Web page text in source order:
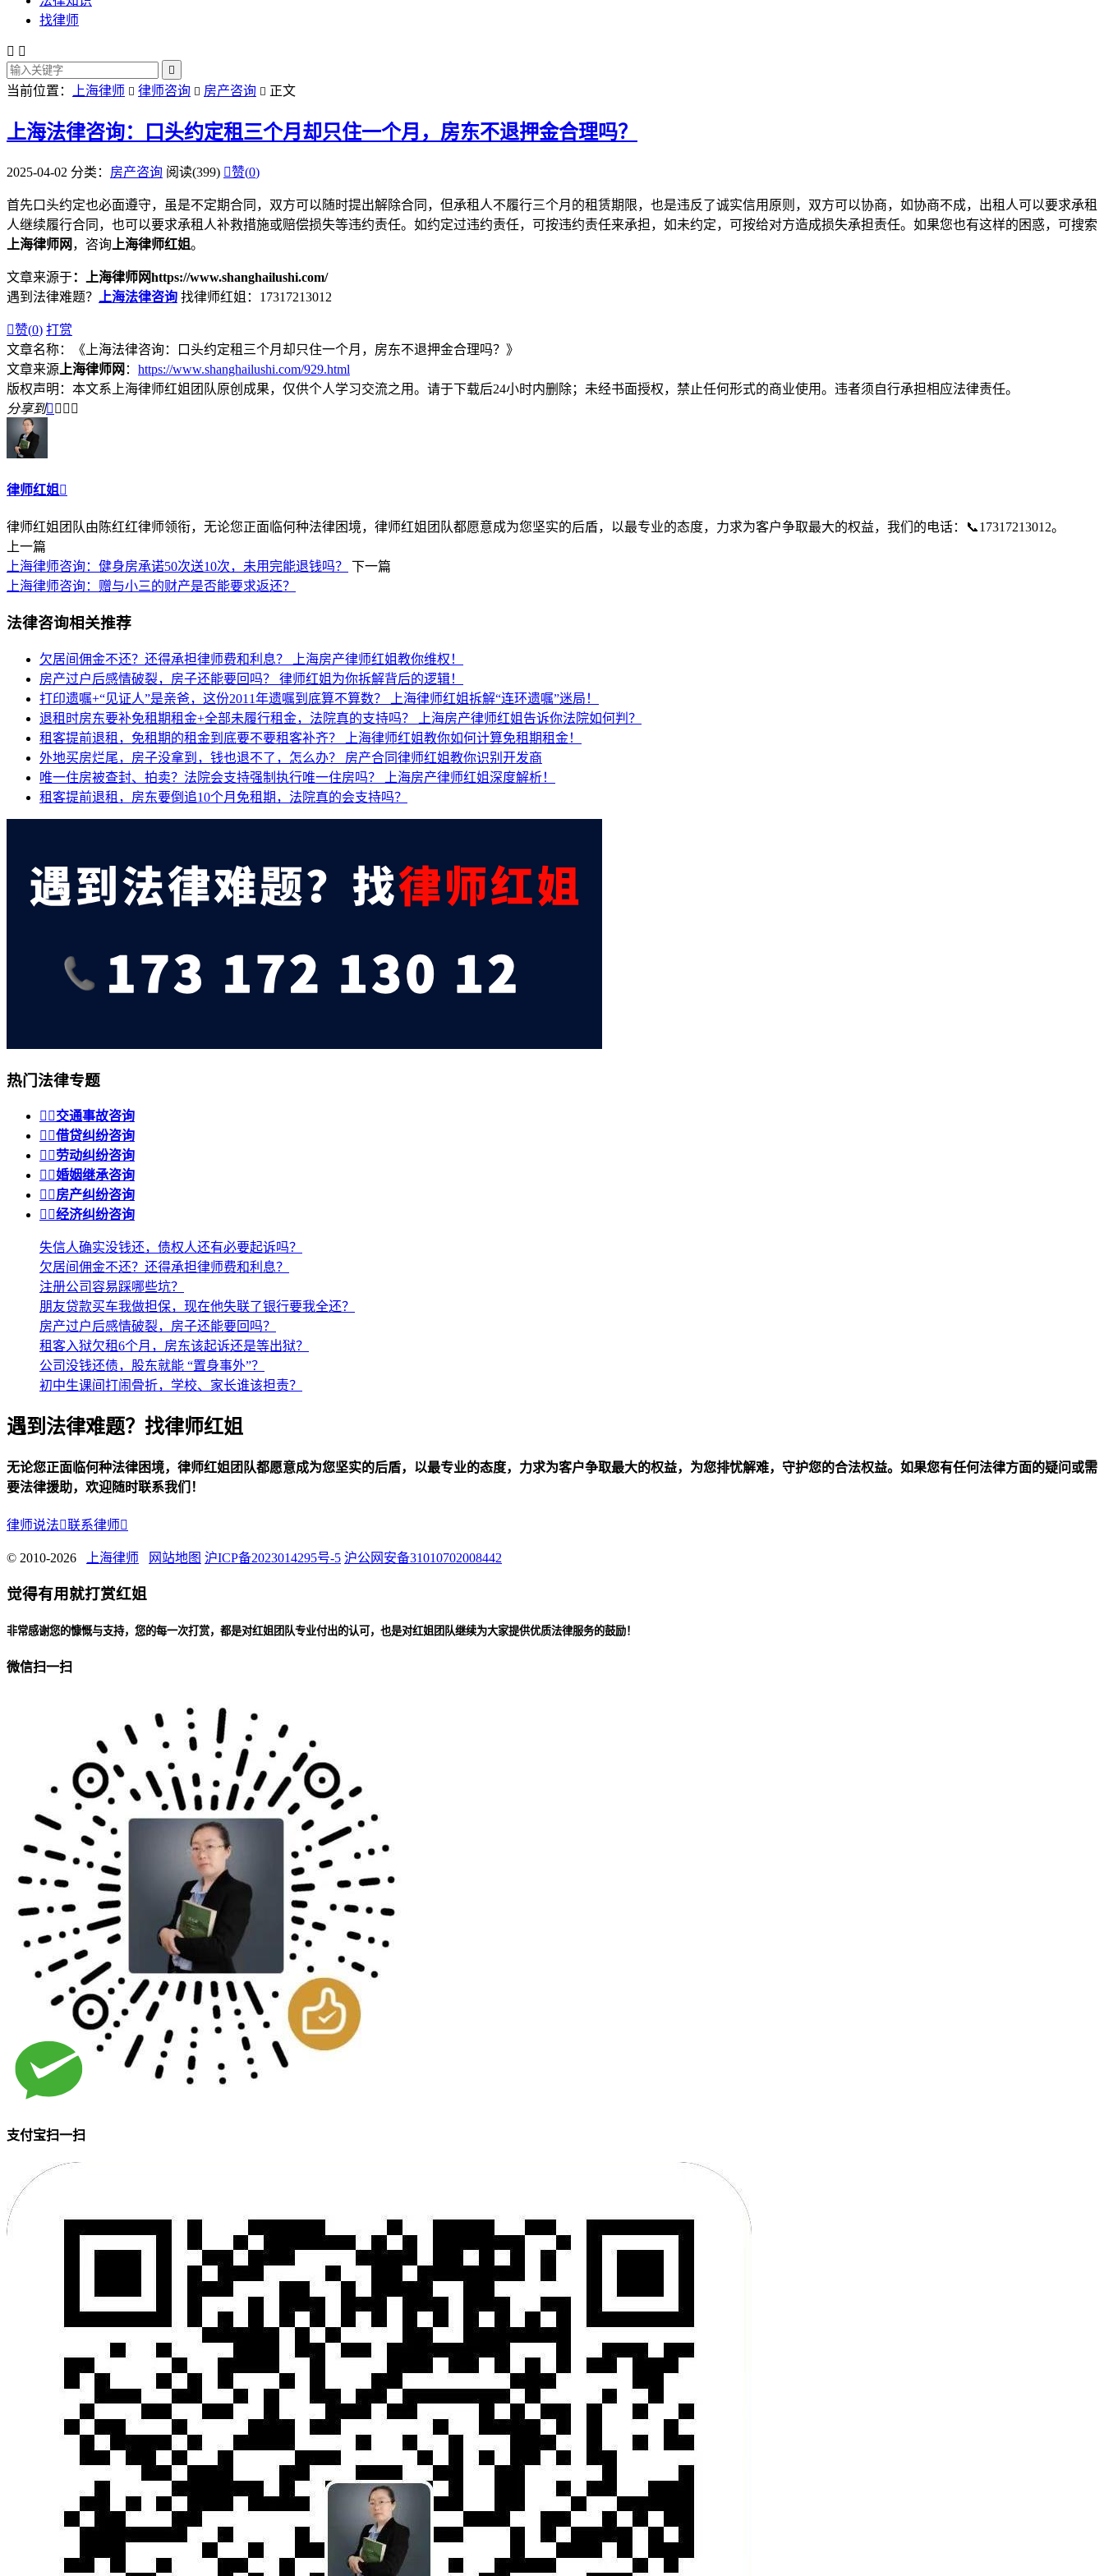
找律师
 

当前位置： 上海律师  律师咨询  房产咨询  正文
上海法律咨询：口头约定租三个月却只住一个月，房东不退押金合理吗？
2025-04-02 分类： 房产咨询 阅读(399) 赞(0)
首先口头约定也必面遵守，虽是不定期合同，双方可以随时提出解除合同，但承租人不履行三个月的租赁期限，也是违反了诚实信用原则，双方可以协商，如协商不成，出租人可以要求承租
人继续履行合同，也可以要求承租人补救措施或赔偿损失等违约责任。如约定过违约责任，可按违约责任来承担，如未约定，可按给对方造成损失承担责任。如果您也有这样的困惑，可搜索
上海律师网 ，咨询 上海律师红姐。
文章来源于：上海律师网https://www.shanghailushi.com/
遇到法律难题？
上海法律咨询 找律师红姐：17317213012
赞(0) 打赏
文章名称：《上海法律咨询：口头约定租三个月却只住一个月，房东不退押金合理吗？》
文章来源 上海律师网 ： https://www.shanghailushi.com/929.html
版权声明：本文系上海律师红姐团队原创成果，仅供个人学习交流之用。请于下载后24小时内删除；未经书面授权，禁止任何形式的商业使用。违者须自行承担相应法律责任。
分享到   
律师红姐 
律师红姐团队由陈红红律师领衔，无论您正面临何种法律困境，律师红姐团队都愿意成为您坚实的后盾，以最专业的态度，力求为客户争取最大的权益，我们的电话：📞17317213012。
上一篇
上海律师咨询：健身房承诺50次送10次，未用完能退钱吗？
下一篇
上海律师咨询：赠与小三的财产是否能要求返还？
法律咨询相关推荐
欠居间佣金不还？还得承担律师费和利息？
上海房产律师红姐教你维权！
房产过户后感情破裂，房子还能要回吗？ 律师红姐为你拆解背后的逻辑！
打印遗嘱+“见证人”是亲爸，这份2011年遗嘱到底算不算数？
上海律师红姐拆解“连环遗嘱”迷局！
退租时房东要补免租期租金+全部未履行租金，法院真的支持吗？
上海房产律师红姐告诉你法院如何判？
租客提前退租，免租期的租金到底要不要租客补齐？
上海律师红姐教你如何计算免租期租金！
外地买房烂尾，房子没拿到，钱也退不了，怎么办？ 房产合同律师红姐教你识别开发商
唯一住房被查封、拍卖？法院会支持强制执行唯一住房吗？
上海房产律师红姐深度解析！
租客提前退租，房东要倒追10个月免租期，法院真的会支持吗？
热门法律专题
 交通事故咨询
 借贷纠纷咨询
 劳动纠纷咨询
 婚姻继承咨询
 房产纠纷咨询
 经济纠纷咨询
失信人确实没钱还，债权人还有必要起诉吗？
欠居间佣金不还？还得承担律师费和利息？
注册公司容易踩哪些坑？
朋友贷款买车我做担保，现在他失联了银行要我全还？
房产过户后感情破裂，房子还能要回吗？
租客入狱欠租6个月，房东该起诉还是等出狱？
公司没钱还债，股东就能 “置身事外”？
初中生课间打闹骨折，学校、家长谁该担责？
遇到法律难题？找律师红姐
无论您正面临何种法律困境，律师红姐团队都愿意成为您坚实的后盾，以最专业的态度，力求为客户争取最大的权益，为您排忧解难，守护您的合法权益。如果您有任何法律方面的疑问或需
要法律援助，欢迎随时联系我们！
律师说法联系律师
© 2010-2026 上海律师 网站地图 沪ICP备2023014295号-5 沪公网安备31010702008442
觉得有用就打赏红姐
非常感谢您的慷慨与支持，您的每一次打赏，都是对红姐团队专业付出的认可，也是对红姐团队继续为大家提供优质法律服务的鼓励！
微信扫一扫
支付宝扫一扫